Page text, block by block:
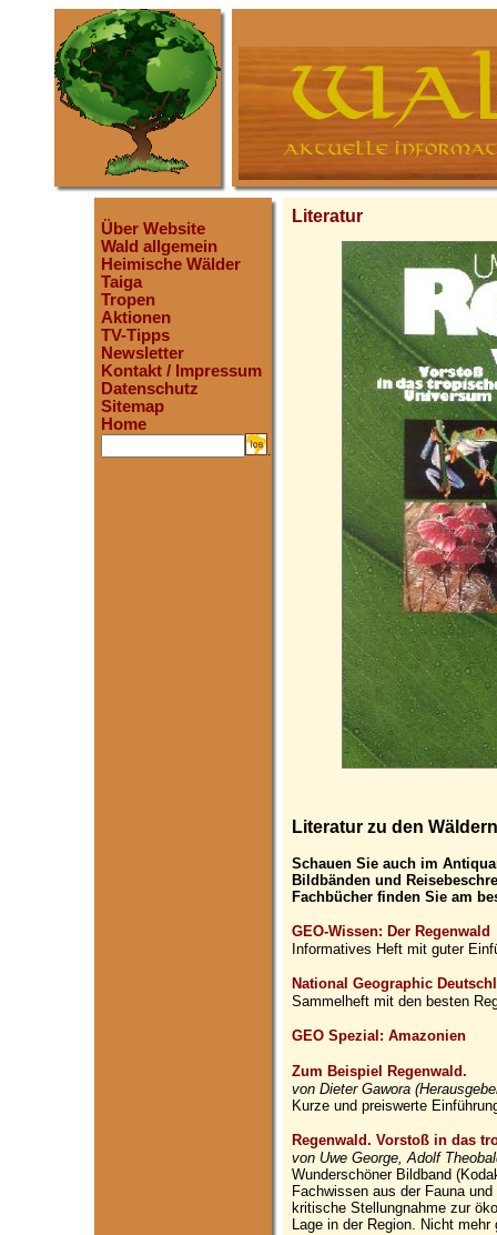
Über Website
Wald allgemein
Heimische Wälder
Taiga
Tropen
Aktionen
TV-Tipps
Newsletter
Kontakt / Impressum
Datenschutz
Sitemap
Home
.
Literatur
Literatur zu den
Schauen Sie auch im
Bildbänden und
Fachbücher finden Sie am
GEO-Wissen: Der Regenwald
Informatives Heft mit guter
National Geographic
Sammelheft mit den besten
GEO Spezial: Amazonien
Zum Beispiel Regenwald.
von Dieter Gawora
Kurze und preiswerte
Regenwald. Vorstoß in das
von Uwe George, Adolf
Wunderschöner Bildband
Fachwissen aus der Fauna
kritische Stellungnahme zur
Lage in der Region. Nicht